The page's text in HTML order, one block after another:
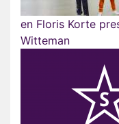
en Floris Korte
Witteman